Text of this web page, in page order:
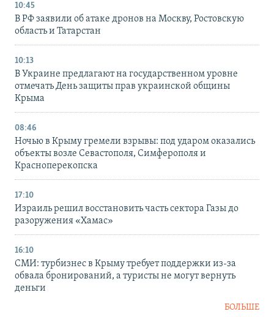
10:45
В РФ заявили об атаке дронов на Москву, Ростовскую
область и Татарстан
10:13
В Украине предлагают на государственном уровне
отмечать День защиты прав украинской общины
Крыма
08:46
Ночью в Крыму гремели взрывы: под ударом оказались
объекты возле Севастополя, Симферополя и
Красноперекопска
17:10
Израиль решил восстановить часть сектора Газы до
разоружения «Хамас»
16:10
СМИ: турбизнес в Крыму требует поддержки из-за
обвала бронирований, а туристы не могут вернуть
деньги
БОЛЬШЕ